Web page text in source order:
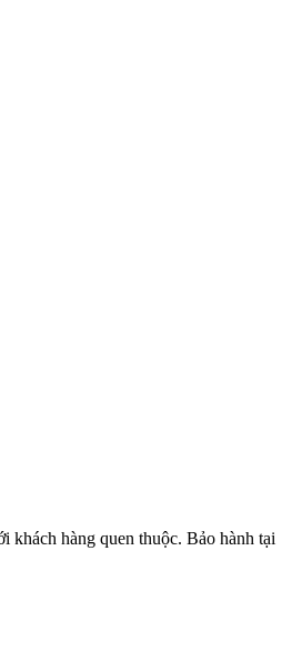
khách hàng quen thuộc. Bảo hành tại